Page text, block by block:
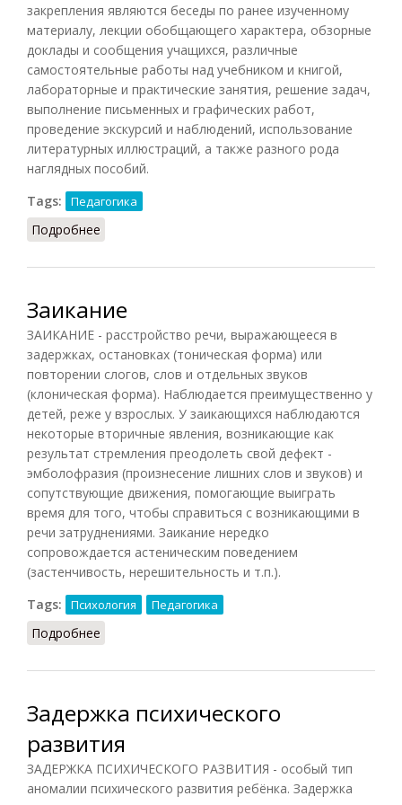
закрепления являются беседы по ранее изученному
материалу, лекции обобщающего характера, обзорные
доклады и сообщения учащихся, различные
самостоятельные работы над учебником и книгой,
лабораторные и практические занятия, решение задач,
выполнение письменных и графических работ,
проведение экскурсий и наблюдений, использование
литературных иллюстраций, а также разного рода
наглядных пособий.
Tags:
Педагогика
Подробнее
Заикание
ЗАИКАНИЕ - расстройство речи, выражающееся в
задержках, остановках (тоническая форма) или
повторении слогов, слов и отдельных звуков
(клоническая форма). Наблюдается преимущественно у
детей, реже у взрослых. У заикающихся наблюдаются
некоторые вторичные явления, возникающие как
результат стремления преодолеть свой дефект -
эмболофразия (произнесение лишних слов и звуков) и
сопутствующие движения, помогающие выиграть
время для того, чтобы справиться с возникающими в
речи затруднениями. Заикание нередко
сопровождается астеническим поведением
(застенчивость, нерешительность и т.п.).
Tags:
Психология Педагогика
Подробнее
Задержка психического
развития
ЗАДЕРЖКА ПСИХИЧЕСКОГО РАЗВИТИЯ - особый тип
аномалии психического развития ребёнка. Задержка